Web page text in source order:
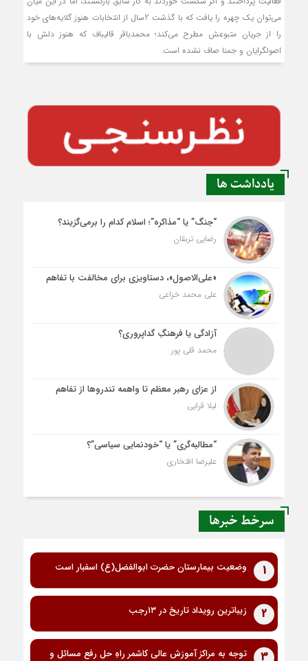
می‌توان یک چهره را یافت که با گذشت 2سال از انتخابات هنوز گلایه‌های خود
را از جریان متبوعش مطرح می‌کند؛ محمدباقر قالیباف که هنوز دلش با
اصولگرایان و جمنا صاف نشده است.
یادداشت ها
“جنگ” یا “مذاکره”؛ اسلام کدام را برمی‌گزیند؟
رضایی تربقان
«علی‌الاصول»، دستاویزی برای مخالفت با تفاهم
علی محمد خزاعی
آزادگی یا فرهنگِ گداپروری؟
محمد قلی پور
از عزای رهبر معظم تا واهمه تندروها از تفاهم
لیلا قرایی
“مطالبه‌گری” یا “خودنمایی سیاسی”؟
علیرضا افتخاری
سرخط خبرها
1 وضعیت بیمارستان حضرت ابوالفضل(ع) اسفبار است
2 زیباترین رویداد تاریخ در ۱۳رجب
3
توجه به مراکز آموزش عالی کاشمر راهِ حل رفع مسائل و